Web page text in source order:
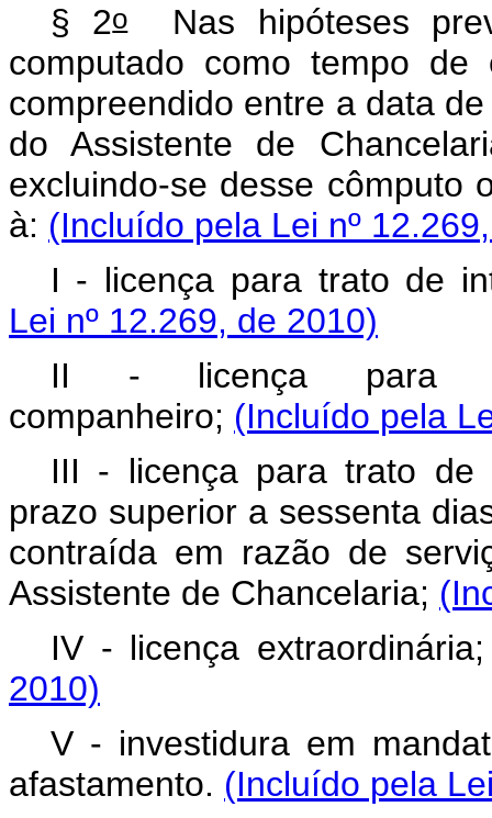
§ 2oNas hipóteses
computado como tempo
compreendido entre a data
do Assistente de
excluindo-se desse cômputo
à: (Incluído pela Lei nº
I - licença para trato de
Lei nº 12.269, de 2010)
II - licença para
companheiro; (Incluído pela
III - licença para trato de
prazo superior a sessenta
contraída em razão de
Assistente de Chancelaria;
IV - licença
2010)
V - investidura em
afastamento. (Incluído pela